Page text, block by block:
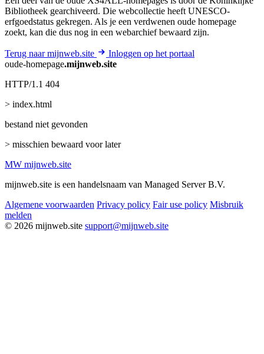
Bibliotheek gearchiveerd. Die webcollectie heeft UNESCO-
erfgoedstatus gekregen. Als je een verdwenen oude homepage
zoekt, kan die dus nog in een webarchief bewaard zijn.
Terug naar mijnweb.site
Inloggen op het portaal
oude-homepage.mijnweb.site
HTTP/1.1 404
> index.html
bestand niet gevonden
> misschien bewaard voor later
MW mijnweb.site
mijnweb.site is een handelsnaam van Managed Server B.V.
Algemene voorwaarden Privacy policy Fair use policy Misbruik
melden
© 2026 mijnweb.site support@mijnweb.site